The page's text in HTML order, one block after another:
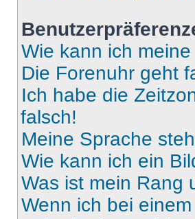
Wie kann ich
Die Forenuhr geht
Ich habe die
falsch!
Meine Sprache
Wie kann ich ein
Was ist mein Rang
Wenn ich bei